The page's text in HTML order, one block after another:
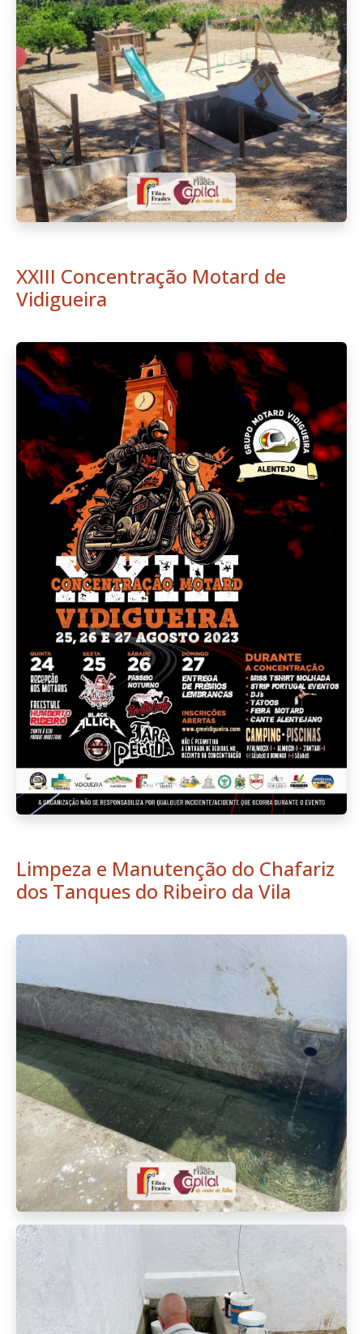
XXIII Concentração Motard de
Vidigueira
Limpeza e Manutenção do Chafariz
dos Tanques do Ribeiro da Vila